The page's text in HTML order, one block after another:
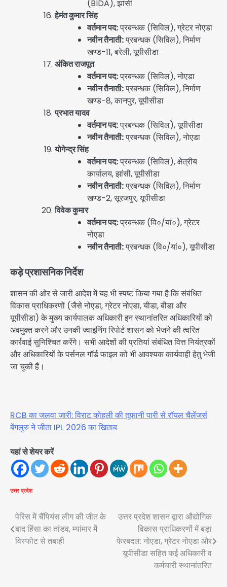
(BIDA), झांसी
हेमंत कुमार सिंह
वर्तमान पद:प्रबन्धक (सिविल), ग्रेटर नोएडा
नवीन तैनाती:प्रबन्धक (सिविल), निर्माण
खण्ड-11, बरेली, यूपीसीडा
अंकित राजपूत
वर्तमान पद:प्रबन्धक (सिविल), नोएडा
नवीन तैनाती:प्रबन्धक (सिविल), निर्माण
खण्ड-8, कानपुर, यूपीसीडा
प्रभात यादव
वर्तमान पद:प्रबन्धक (सिविल), यूपीसीडा
नवीन तैनाती:प्रबन्धक (सिविल), नोएडा
योगेन्द्र सिंह
वर्तमान पद:प्रबन्धक (सिविल), क्षेत्रीय
कार्यालय, झांसी, यूपीसीडा
नवीन तैनाती:प्रबन्धक (सिविल), निर्माण
खण्ड-2, सूरजपुर, यूपीसीडा
विवेक कुमार
वर्तमान पद:प्रबन्धक (वि०/यां०), ग्रेटर
नोएडा
नवीन तैनाती:प्रबन्धक (वि०/यां०), यूपीसीडा
कड़े प्रशासनिक निर्देश
शासन की ओर से जारी आदेश में यह भी स्पष्ट किया गया है कि संबंधित
विकास प्राधिकरणों (जैसे नोएडा, ग्रेटर नोएडा, यीडा, बीडा और
यूपीसीडा) के मुख्य कार्यपालक अधिकारी इन स्थानांतरित अधिकारियों को
अवमुक्त करने और उनकी ज्वाइनिंग रिपोर्ट शासन को भेजने की त्वरित
कार्रवाई सुनिश्चित करेंगे। सभी आदेशों की प्रतियां संबंधित वित्त नियंत्रकों
और अधिकारियों के पर्सनल गॉर्ड फाइल को भी आवश्यक कार्यवाही हेतु भेजी
जा चुकी हैं।
RCB का जलवा जारी: विराट कोहली की तूफानी पारी से रॉयल चैलेंजर्स
बेंगलुरु ने जीता IPL 2026 का खिताब
यहां से शेयर करें
उत्तर प्रदेश
Post
navigation
पेरिस में चैंपियंस लीग की जीत के
बाद हिंसा का तांडव, म्यांमार में
विस्फोट से तबाही
उत्तर प्रदेश शासन द्वारा औद्योगिक
विकास प्राधिकरणों में बड़ा
फेरबदल: नोएडा, ग्रेटर नोएडा और
यूपीसीडा सहित कई अधिकारी व
कर्मचारी स्थानांतरित